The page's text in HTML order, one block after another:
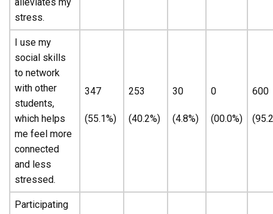
stress.
I use my
social skills
to network
with other
students,
which helps
me feel more
connected
and less
stressed.
347
(55.1%)
253
(40.2%)
30
(4.8%)
0
(00.0%)
600
Participating